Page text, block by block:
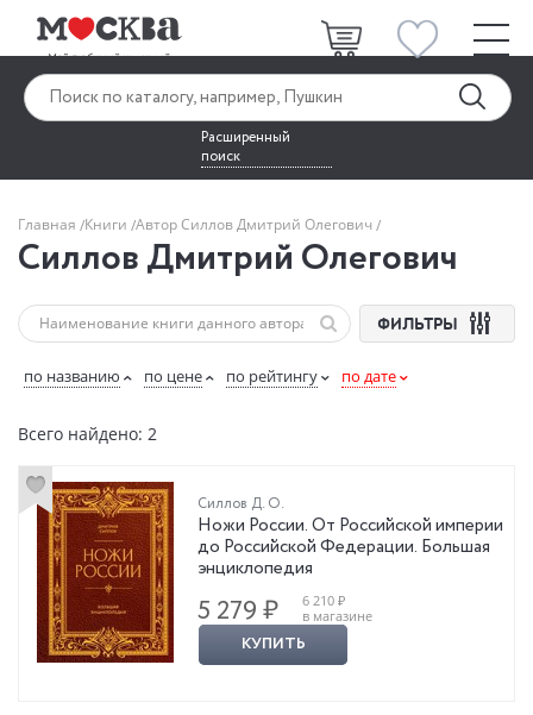
Расширенный
поиск
Главная Книги Автор Силлов Дмитрий Олегович
Силлов Дмитрий Олегович
ФИЛЬТРЫ
по названию по цене по рейтингу по дате
Всего найдено: 2
Силлов Д. О.
Ножи России. От Российской империи
до Российской Федерации. Большая
энциклопедия
5 279 ₽
6 210 ₽
в магазине
КУПИТЬ